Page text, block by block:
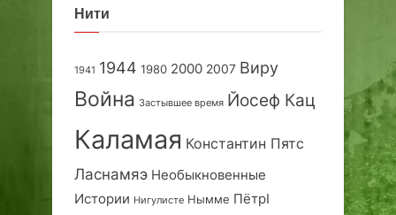
Нити
1941 1944 1980 2000 2007 Виру
Война Застывшее время Йосеф Кац
Каламая Константин Пятс
Ласнамяэ Необыкновенные
Истории Нигулисте Нымме ПётрI